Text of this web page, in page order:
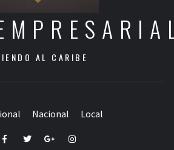
AL CARIBE
Nacional Local
FacebookTwitterGoogle+Instagram